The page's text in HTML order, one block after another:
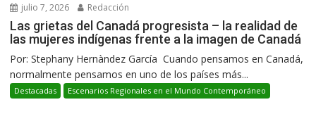
julio 7, 2026 Redacción
Las grietas del Canadá progresista – la realidad de
las mujeres indígenas frente a la imagen de Canadá
Por: Stephany Hernàndez García Cuando pensamos en Canadá,
normalmente pensamos en uno de los países más...
Destacadas Escenarios Regionales en el Mundo Contemporáneo